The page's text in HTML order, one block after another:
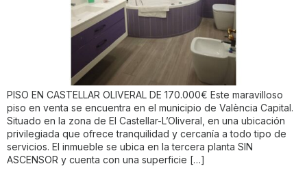
PISO EN CASTELLAR OLIVERAL DE 170.000€ Este maravilloso
piso en venta se encuentra en el municipio de València Capital.
Situado en la zona de El Castellar-L’Oliveral, en una ubicación
privilegiada que ofrece tranquilidad y cercanía a todo tipo de
servicios. El inmueble se ubica en la tercera planta SIN
ASCENSOR y cuenta con una superficie […]